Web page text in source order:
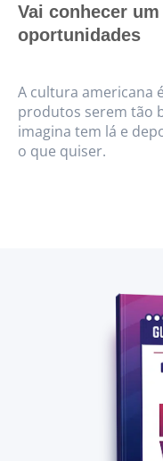
Vai conhecer
oportunidades
A cultura americana
produtos serem tão
imagina tem lá e
o que quiser.